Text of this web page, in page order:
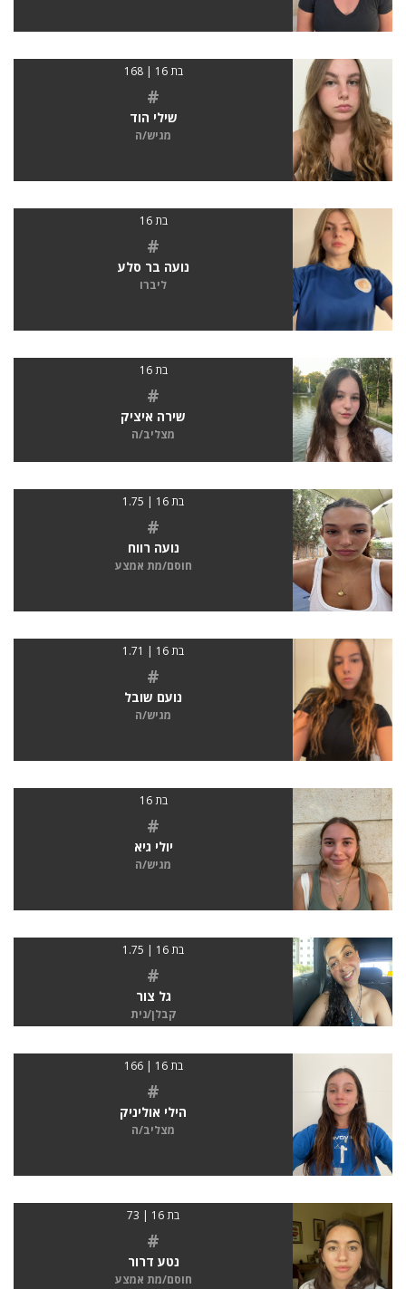
בת 16 | 168
#
שילי הוד
מגיש/ה
בת 16
#
נועה בר סלע
ליברו
בת 16
#
שירה איציק
מצליב/ה
בת 16 | 1.75
#
נועה רווח
חוסם/מת אמצע
בת 16 | 1.71
#
נועם שובל
מגיש/ה
בת 16
#
יולי גיא
מגיש/ה
בת 16 | 1.75
#
גל צור
קבלן/נית
בת 16 | 166
#
הילי אוליניק
מצליב/ה
בת 16 | 73
#
נטע דרור
חוסם/מת אמצע